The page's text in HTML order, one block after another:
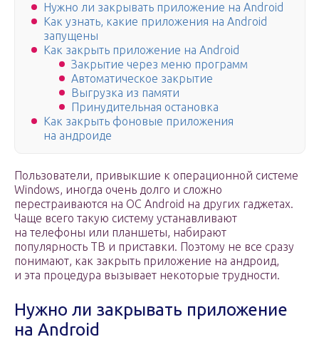
Нужно ли закрывать приложение на Android
Как узнать, какие приложения на Android
запущены
Как закрыть приложение на Android
Закрытие через меню программ
Автоматическое закрытие
Выгрузка из памяти
Принудительная остановка
Как закрыть фоновые приложения
на андроиде
Пользователи, привыкшие к операционной системе
Windows, иногда очень долго и сложно
перестраиваются на ОС Android на других гаджетах.
Чаще всего такую систему устанавливают
на телефоны или планшеты, набирают
популярность ТВ и приставки. Поэтому не все сразу
понимают, как закрыть приложение на андроид,
и эта процедура вызывает некоторые трудности.
Нужно ли закрывать приложение
на Android